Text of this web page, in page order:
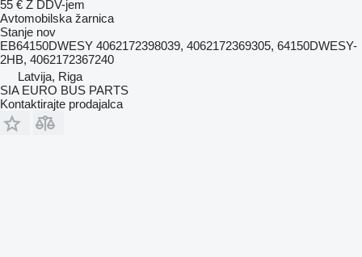
55 € Z DDV-jem
Avtomobilska žarnica
Stanje nov
EB64150DWESY 4062172398039, 4062172369305, 64150DWESY-
2HB, 4062172367240
Latvija, Riga
SIA EURO BUS PARTS
Kontaktirajte prodajalca